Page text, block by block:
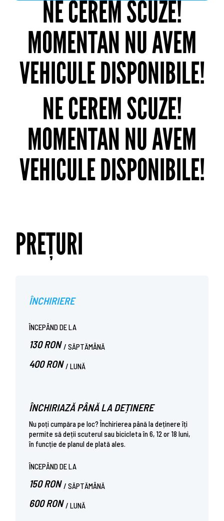
NE CEREM SCUZE!
MOMENTAN NU AVEM
VEHICULE DISPONIBILE!
NE CEREM SCUZE!
MOMENTAN NU AVEM
VEHICULE DISPONIBILE!
PREȚURI
ÎNCHIRIERE
ÎNCEPÂND DE LA
130 RON / SĂPTĂMÂNĂ
400 RON / LUNĂ
ÎNCHIRIAZĂ PÂNĂ LA DEȚINERE
Nu poți cumpăra pe loc? Închirierea până la deținere îți
permite să deții scuterul sau bicicleta în 6, 12 or 18 luni,
în funcție de planul de plată ales.
ÎNCEPÂND DE LA
150 RON / SĂPTĂMÂNĂ
600 RON / LUNĂ